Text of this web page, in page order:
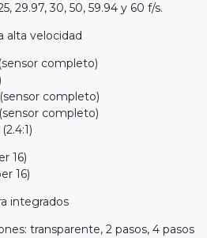
29.97, 30, 50, 59.94 y 60 f/s.
alta velocidad
completo)
completo)
completo)
16)
16)
integrados
transparente, 2 pasos, 4 pasos